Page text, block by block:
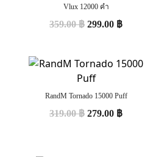
Vlux 12000 คำ
359.00฿ 299.00 ฿
RandM Tornado 15000 Puff
319.00฿ 279.00 ฿